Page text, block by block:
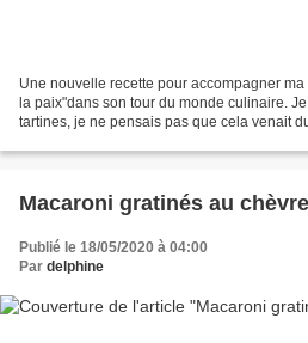
Une nouvelle recette pour accompagner
la paix"dans son tour du monde culinaire.
tartines, je ne pensais pas que cela venait
Macaroni gratinés au
Publié le 18/05/2020 à 04:00
Par delphine